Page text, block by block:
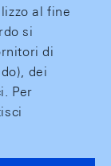
al fine
si
di
dei
Per